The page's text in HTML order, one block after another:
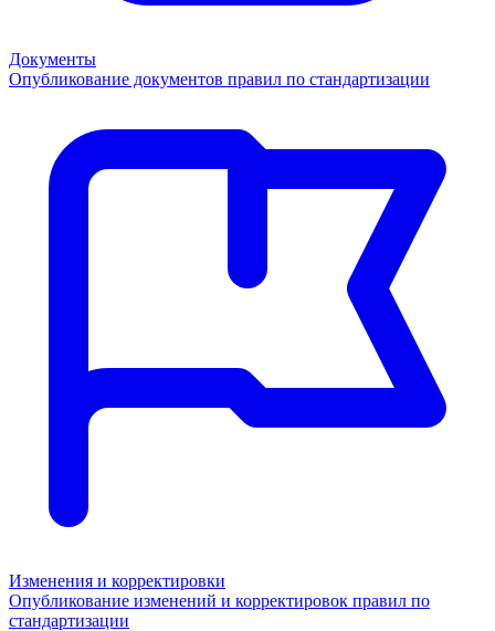
Документы
Опубликование документов правил по стандартизации
Изменения и корректировки
Опубликование изменений и корректировок правил по
стандартизации